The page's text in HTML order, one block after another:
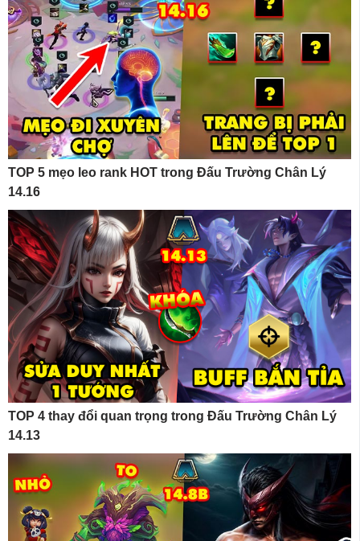
TOP 5 mẹo leo rank HOT trong Đấu Trường Chân Lý
14.16
TOP 4 thay đổi quan trọng trong Đấu Trường Chân Lý
14.13